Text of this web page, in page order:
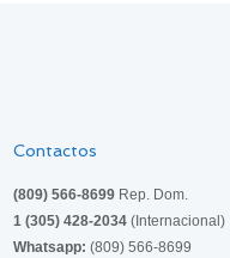
Contactos
(809) 566-8699 Rep. Dom.
1 (305) 428-2034 (Internacional)
Whatsapp: (809) 566-8699